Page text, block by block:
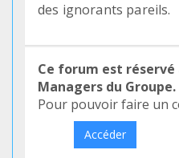
des ignorants pareils.
Ce forum est
Managers du Groupe.
Pour pouvoir faire un
Accéder